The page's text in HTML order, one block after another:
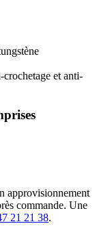
et anti-
approvisionnement
commande. Une
21 21 38.